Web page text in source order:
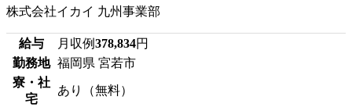
株式会社イカイ 九州事業部
給与 月収例378,834円
勤務地 福岡県 宮若市
寮・社
宅
あり（無料）